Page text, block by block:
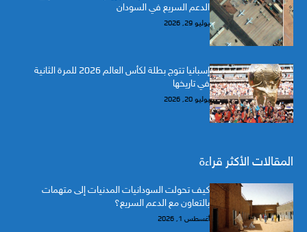
الدعم السريع في السودان
يوليو 29, 2026
إسبانيا تتوج بطلة لكأس العالم 2026 للمرة الثانية
في تاريخها
يوليو 20, 2026
المقالات الأكثر قراءة
كيف تحولت السودانيات المدنيات إلى متهمات
بالتعاون مع الدعم السريع؟
أغسطس 1, 2026